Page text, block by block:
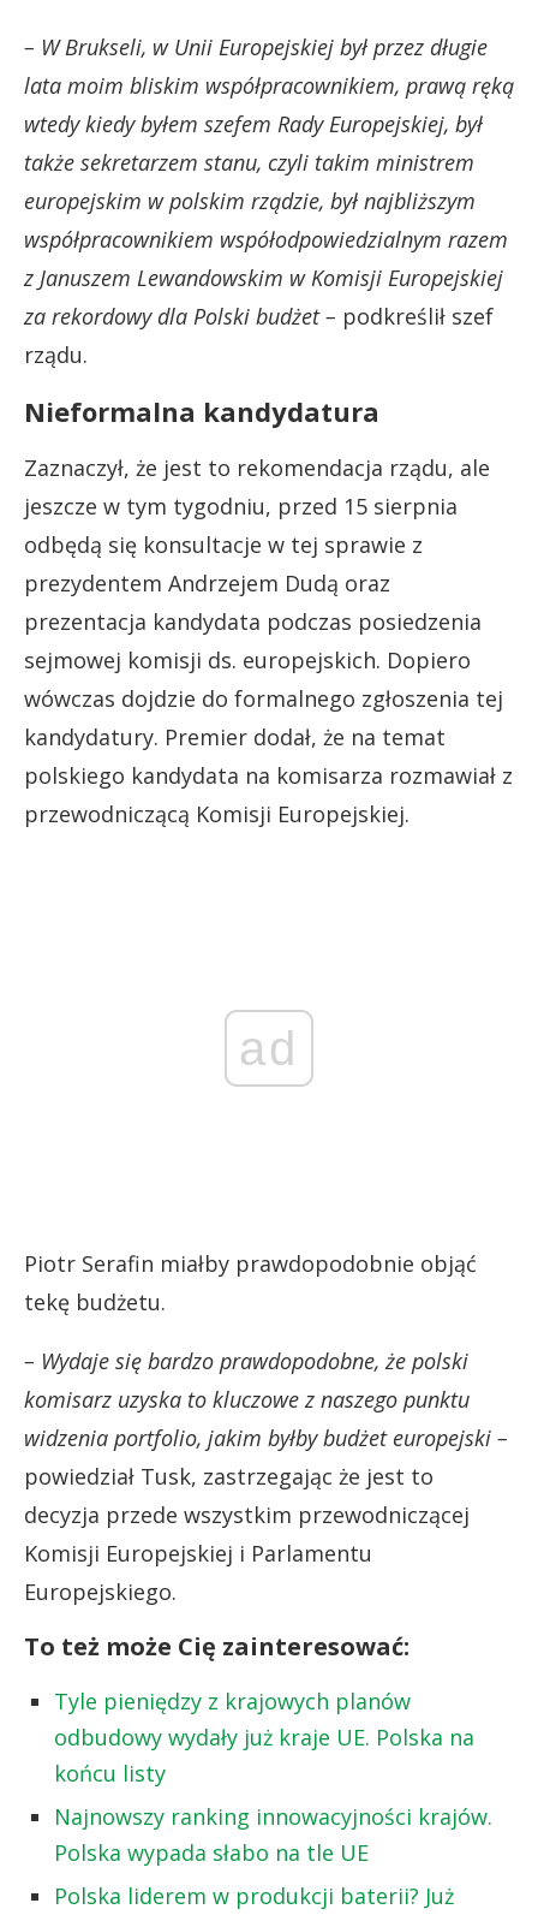
– W Brukseli, w Unii Europejskiej był przez długie
lata moim bliskim współpracownikiem, prawą ręką
wtedy kiedy byłem szefem Rady Europejskiej, był
także sekretarzem stanu, czyli takim ministrem
europejskim w polskim rządzie, był najbliższym
współpracownikiem współodpowiedzialnym razem
z Januszem Lewandowskim w Komisji Europejskiej
za rekordowy dla Polski budżet – podkreślił szef
rządu.
Nieformalna kandydatura
Zaznaczył, że jest to rekomendacja rządu, ale
jeszcze w tym tygodniu, przed 15 sierpnia
odbędą się konsultacje w tej sprawie z
prezydentem Andrzejem Dudą oraz
prezentacja kandydata podczas posiedzenia
sejmowej komisji ds. europejskich. Dopiero
wówczas dojdzie do formalnego zgłoszenia tej
kandydatury. Premier dodał, że na temat
polskiego kandydata na komisarza rozmawiał z
przewodniczącą Komisji Europejskiej.
ad
Piotr Serafin miałby prawdopodobnie objąć
tekę budżetu.
– Wydaje się bardzo prawdopodobne, że polski
komisarz uzyska to kluczowe z naszego punktu
widzenia portfolio, jakim byłby budżet europejski –
powiedział Tusk, zastrzegając że jest to
decyzja przede wszystkim przewodniczącej
Komisji Europejskiej i Parlamentu
Europejskiego.
To też może Cię zainteresować:
Tyle pieniędzy z krajowych planów
odbudowy wydały już kraje UE. Polska na
końcu listy
Najnowszy ranking innowacyjności krajów.
Polska wypada słabo na tle UE
Polska liderem w produkcji baterii? Już